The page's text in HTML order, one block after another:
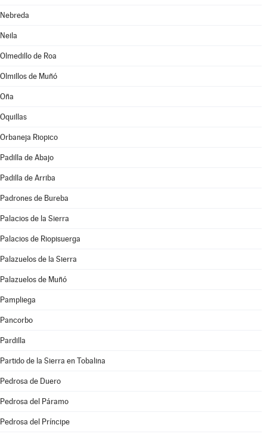
Nebreda
Neila
Olmedillo de Roa
Olmillos de Muñó
Oña
Oquillas
Orbaneja Riopico
Padilla de Abajo
Padilla de Arriba
Padrones de Bureba
Palacios de la Sierra
Palacios de Riopisuerga
Palazuelos de la Sierra
Palazuelos de Muñó
Pampliega
Pancorbo
Pardilla
Partido de la Sierra en Tobalina
Pedrosa de Duero
Pedrosa del Páramo
Pedrosa del Príncipe